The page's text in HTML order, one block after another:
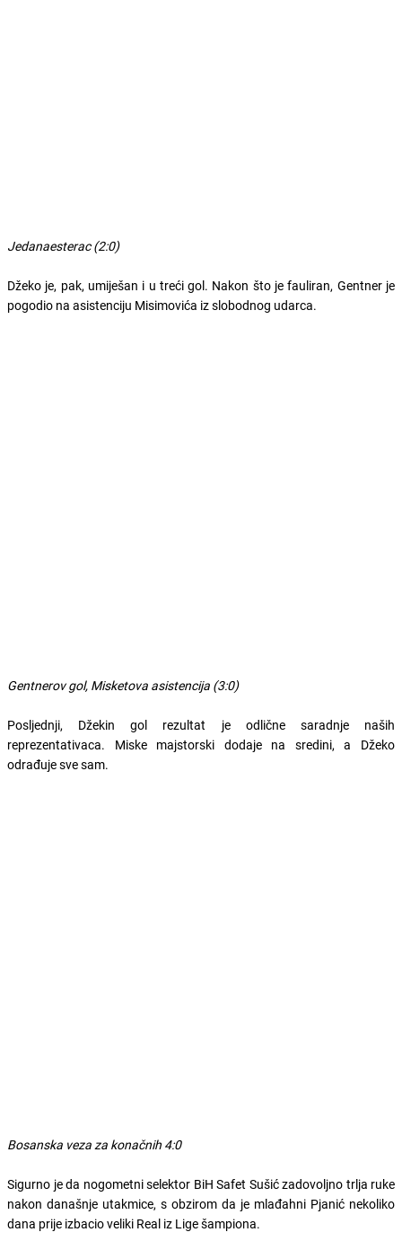
Jedanaesterac (2:0)
Džeko je, pak, umiješan i u treći gol. Nakon što je fauliran, Gentner je
pogodio na asistenciju Misimovića iz slobodnog udarca.
Gentnerov gol, Misketova asistencija (3:0)
Posljednji, Džekin gol rezultat je odlične saradnje naših
reprezentativaca. Miske majstorski dodaje na sredini, a Džeko
odrađuje sve sam.
Bosanska veza za konačnih 4:0
Sigurno je da nogometni selektor BiH Safet Sušić zadovoljno trlja ruke
nakon današnje utakmice, s obzirom da je mlađahni Pjanić nekoliko
dana prije izbacio veliki Real iz Lige šampiona.